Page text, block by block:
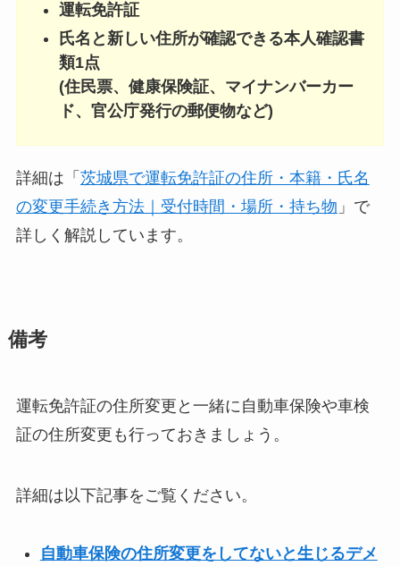
運転免許証
氏名と新しい住所が確認できる本人確認書
類1点
(住民票、健康保険証、マイナンバーカー
ド、官公庁発行の郵便物など)
詳細は「 茨城県で運転免許証の住所・本籍・氏名
の変更手続き方法｜受付時間・場所・持ち物 」で
詳しく解説しています。
備考
運転免許証の住所変更と一緒に自動車保険や車検
証の住所変更も行っておきましょう。
詳細は以下記事をご覧ください。
自動車保険の住所変更をしてないと生じるデメ